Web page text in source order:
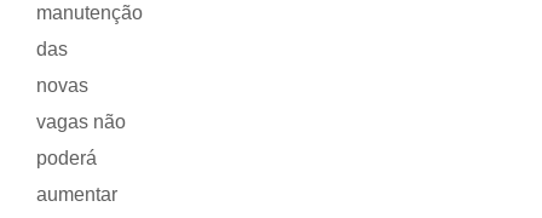
manutenção
das
novas
vagas não
poderá
aumentar